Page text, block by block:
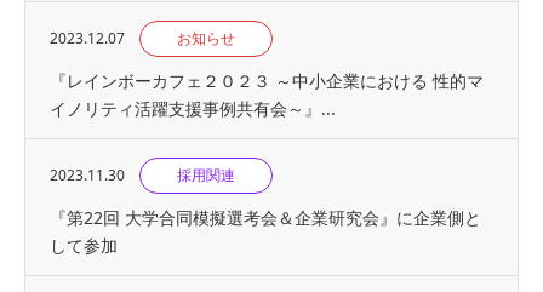
2023.12.07 お知らせ
『レインボーカフェ２０２３ ～中小企業における 性的マ
イノリティ活躍支援事例共有会～』...
2023.11.30 採用関連
『第22回 大学合同模擬選考会＆企業研究会』に企業側と
して参加